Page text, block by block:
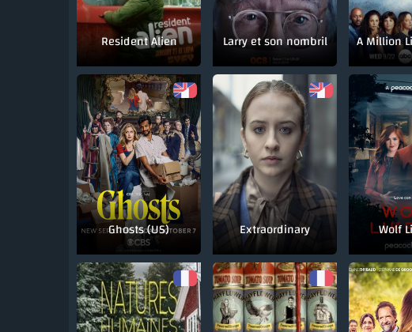
Resident Alien Larry et son nombril
Ghosts (US) Extraordinary Wolf